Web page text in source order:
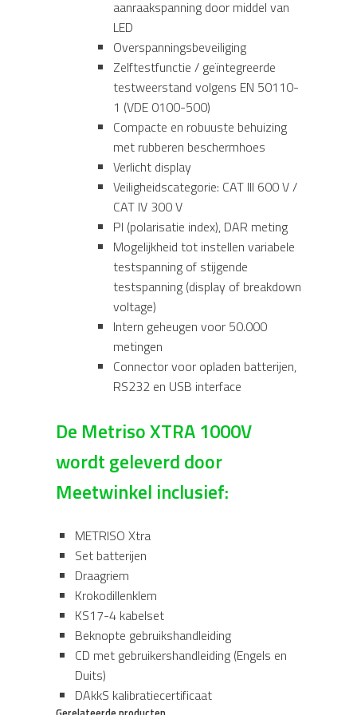
aanraakspanning door middel van
LED
Overspanningsbeveiliging
Zelftestfunctie / geïntegreerde
testweerstand volgens EN 50110-
1 (VDE 0100-500)
Compacte en robuuste behuizing
met rubberen beschermhoes
Verlicht display
Veiligheidscategorie: CAT III 600 V /
CAT IV 300 V
PI (polarisatie index), DAR meting
Mogelijkheid tot instellen variabele
testspanning of stijgende
testspanning (display of breakdown
voltage)
Intern geheugen voor 50.000
metingen
Connector voor opladen batterijen,
RS232 en USB interface
De Metriso XTRA 1000V
wordt geleverd door
Meetwinkel inclusief:
METRISO Xtra
Set batterijen
Draagriem
Krokodillenklem
KS17-4 kabelset
Beknopte gebruikshandleiding
CD met gebruikershandleiding (Engels en
Duits)
DAkkS kalibratiecertificaat